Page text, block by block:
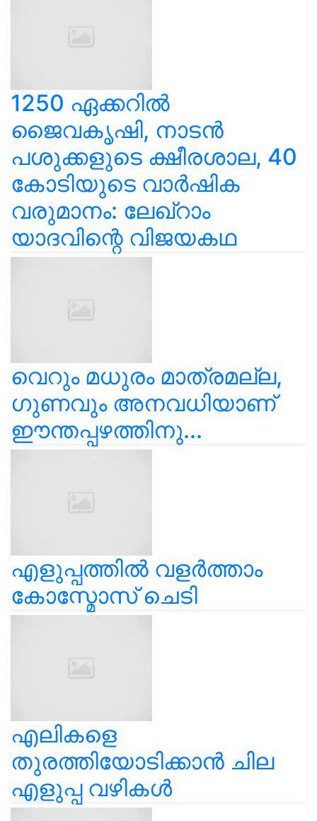
1250 ഏക്കറിൽ
ജൈവകൃഷി, നാടൻ
പശുക്കളുടെ ക്ഷീരശാല, 40
കോടിയുടെ വാർഷിക
വരുമാനം: ലേഖ്‌റാം
യാദവിന്റെ വിജയകഥ
വെറും മധുരം മാത്രമല്ല,
ഗുണവും അനവധിയാണ്
ഈന്തപ്പഴത്തിനു...
എളുപ്പത്തിൽ വളർത്താം
കോസ്മോസ് ചെടി
എലികളെ
തുരത്തിയോടിക്കാൻ ചില
എളുപ്പ വഴികൾ